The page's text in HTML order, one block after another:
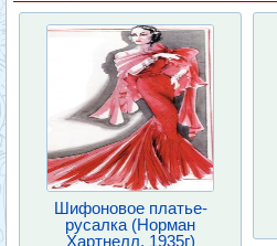
Шифоновое платье-
русалка (Норман
Хартнелл, 1935г)